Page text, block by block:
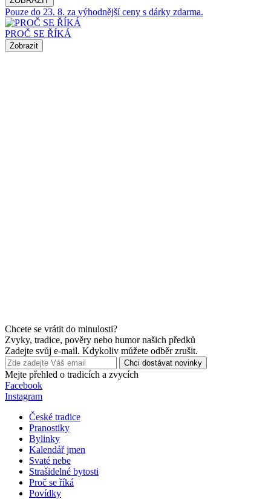
Pouze do 23. 8. za výhodnější ceny s dárky zdarma.
PROČ SE ŘÍKÁ
Zobrazit
Chcete se vrátit do minulosti?
Zvyky, tradice, pověry nebo humor našich předků
Zadejte svůj e-mail. Kdykoliv můžete odběr zrušit.
Chci dostávat novinky
Mejte přehled o tradicích a zvycích
Facebook
Instagram
České tradice
Pranostiky
Bylinky
Kalendář jmen
Svaté nebe
Strašidelné bytosti
Proč se říká
Povídky